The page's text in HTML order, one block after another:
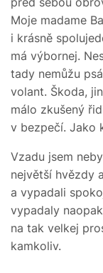
Moje madame
i krásně
má výbornej.
tady nemůžu
volant. Škoda,
málo zkušený
v bezpečí. Jako
Vzadu jsem
největší hvězdy
a vypadali
vypadaly
na tak velkej
kamkoliv.